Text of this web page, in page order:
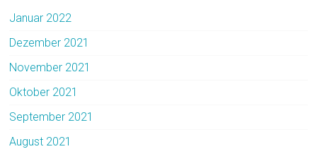
Januar 2022
Dezember 2021
November 2021
Oktober 2021
September 2021
August 2021